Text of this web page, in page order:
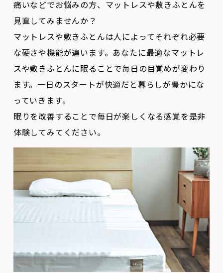
マットレスや敷きふとんは人によってそれぞれ必要
な硬さや機能が違います。あなたに最適なマットレ
スや敷きふとんに眠ることで毎日の目覚めが変わり
ます。一日のスタートが快適だと暮らしが豊かにな
っていきます。
眠りを改善することで毎日が楽しくなる感覚を是非
体験してみてください。
もっと見る